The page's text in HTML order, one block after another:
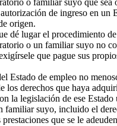
o familiar suyo que sea
de ingreso en un
origen.
dé lugar el procedimiento
o un familiar suyo no
que pague sus
Estado de empleo no
los derechos que haya
la legislación de ese Estado
familiar suyo, incluido el
que se le